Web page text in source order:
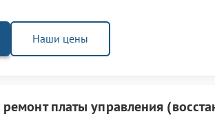
Наши цены
ремонт платы управления